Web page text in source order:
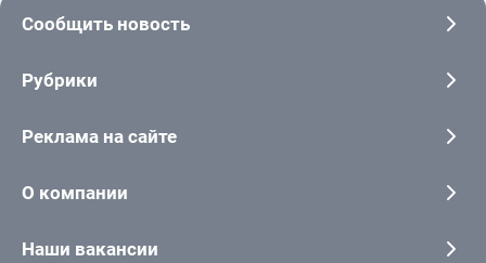
Сообщить новость
Рубрики
Реклама на сайте
О компании
Наши вакансии